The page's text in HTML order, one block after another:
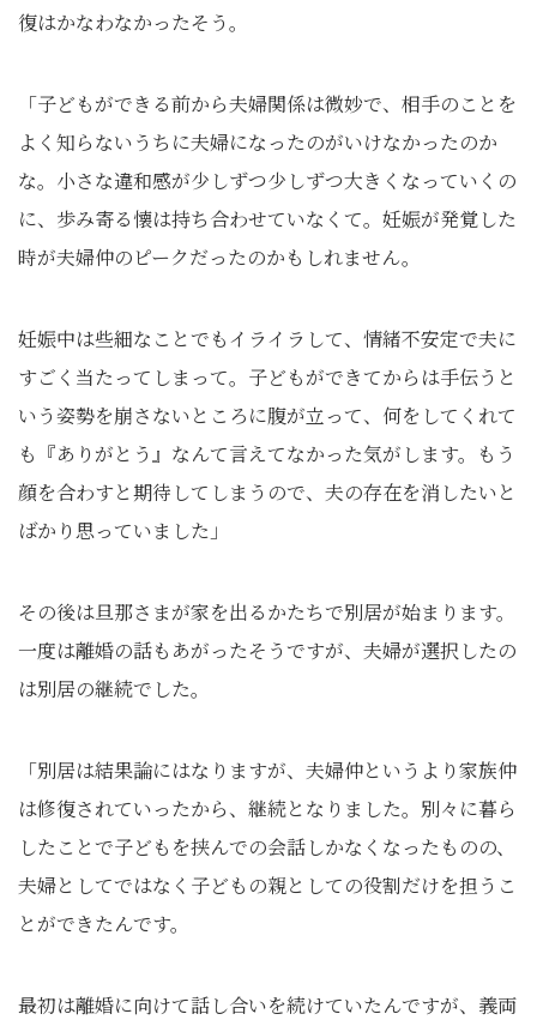
復はかなわなかったそう。
「子どもができる前から夫婦関係は微妙で、相手のことを
よく知らないうちに夫婦になったのがいけなかったのか
な。小さな違和感が少しずつ少しずつ大きくなっていくの
に、歩み寄る懐は持ち合わせていなくて。妊娠が発覚した
時が夫婦仲のピークだったのかもしれません。
妊娠中は些細なことでもイライラして、情緒不安定で夫に
すごく当たってしまって。子どもができてからは手伝うと
いう姿勢を崩さないところに腹が立って、何をしてくれて
も『ありがとう』なんて言えてなかった気がします。もう
顔を合わすと期待してしまうので、夫の存在を消したいと
ばかり思っていました」
その後は旦那さまが家を出るかたちで別居が始まります。
一度は離婚の話もあがったそうですが、夫婦が選択したの
は別居の継続でした。
「別居は結果論にはなりますが、夫婦仲というより家族仲
は修復されていったから、継続となりました。別々に暮ら
したことで子どもを挟んでの会話しかなくなったものの、
夫婦としてではなく子どもの親としての役割だけを担うこ
とができたんです。
最初は離婚に向けて話し合いを続けていたんですが、義両